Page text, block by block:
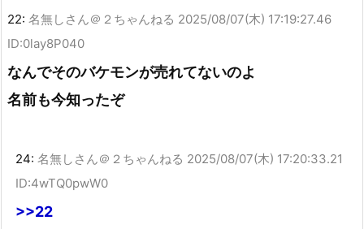
22: 名無しさん＠２ちゃんねる 2025/08/07(木) 17:19:27.46
ID:0lay8P040
なんでそのバケモンが売れてないのよ
名前も今知ったぞ
24: 名無しさん＠２ちゃんねる 2025/08/07(木) 17:20:33.21
ID:4wTQ0pwW0
>>22